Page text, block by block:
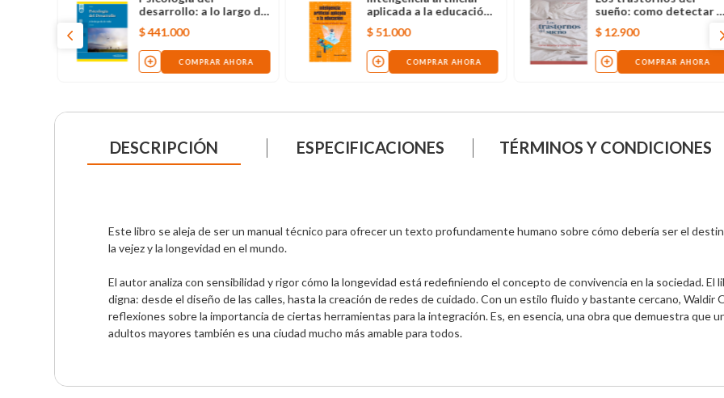
desarrollo: a lo largo de
la vida (12° Edición)
$441.000
COMPRAR AHORA
aplicada a la educación
manual para docentes,
estudiantes y directivos
$51.000
COMPRAR AHORA
sueño: como detectar y
tratar las causas
$ 12.900
COMPRAR AHORA
DESCRIPCIÓN ESPECIFICACIONES TÉRMINOS Y CONDICIONES
Este libro se aleja de ser un manual técnico para ofrecer un texto profundamente humano sobre cómo debería ser el
la vejez y la longevidad en el mundo.
El autor analiza con sensibilidad y rigor cómo la longevidad está redefiniendo el concepto de convivencia en la sociedad.
digna: desde el diseño de las calles, hasta la creación de redes de cuidado. Con un estilo fluido y bastante cercano,
reflexiones sobre la importancia de ciertas herramientas para la integración. Es, en esencia, una obra que demuestra que
adultos mayores también es una ciudad mucho más amable para todos.